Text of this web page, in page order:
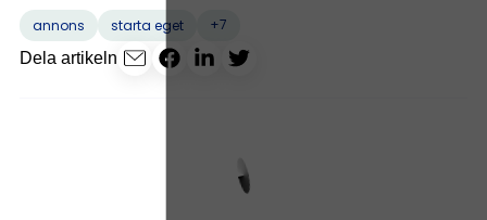
annons starta eget
+7
Dela artikeln